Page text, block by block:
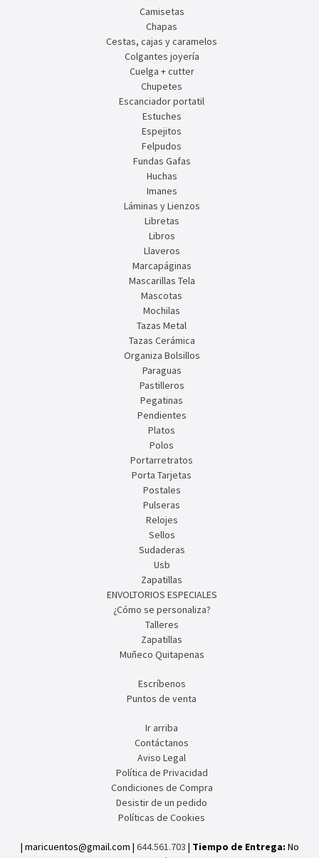
Camisetas
Chapas
Cestas, cajas y caramelos
Colgantes joyería
Cuelga + cutter
Chupetes
Escanciador portatil
Estuches
Espejitos
Felpudos
Fundas Gafas
Huchas
Imanes
Láminas y Lienzos
Libretas
Libros
Llaveros
Marcapáginas
Mascarillas Tela
Mascotas
Mochilas
Tazas Metal
Tazas Cerámica
Organiza Bolsillos
Paraguas
Pastilleros
Pegatinas
Pendientes
Platos
Polos
Portarretratos
Porta Tarjetas
Postales
Pulseras
Relojes
Sellos
Sudaderas
Usb
Zapatillas
ENVOLTORIOS ESPECIALES
¿Cómo se personaliza?
Talleres
Zapatillas
Muñeco Quitapenas
Escríbenos
Puntos de venta
Ir arriba
Contáctanos
Aviso Legal
Política de Privacidad
Condiciones de Compra
Desistir de un pedido
Políticas de Cookies
| maricuentos@gmail.com | 644.561.703 | Tiempo de Entrega: No